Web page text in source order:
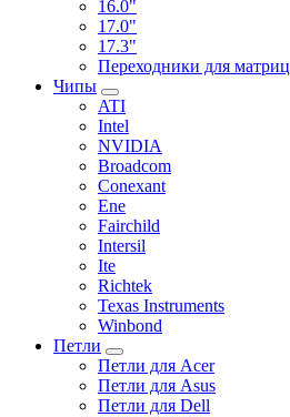
16.0"
17.0"
17.3"
Переходники для матриц
Чипы
ATI
Intel
NVIDIA
Broadcom
Conexant
Ene
Fairchild
Intersil
Ite
Richtek
Texas Instruments
Winbond
Петли
Петли для Acer
Петли для Asus
Петли для Dell